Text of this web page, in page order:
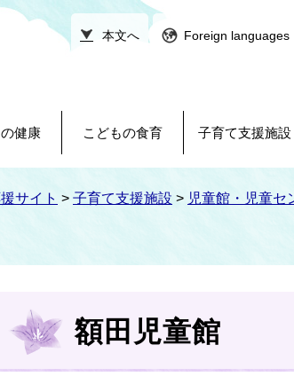
本文へ Foreign languages
健康 こどもの食育 子育て支援施設
サイト > 子育て支援施設 > 児童館・児童セ
額田児童館